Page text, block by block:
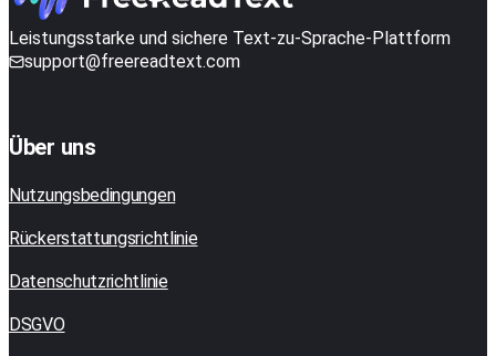
Leistungsstarke und sichere Text-zu-Sprache-Plattform
support@freereadtext.com
Über uns
Nutzungsbedingungen
Rückerstattungsrichtlinie
Datenschutzrichtlinie
DSGVO